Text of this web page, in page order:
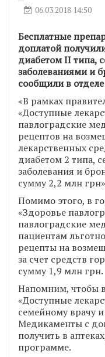
06.03.2018 14:50
Бесплатные
доплатой
диабетом II типа,
заболеваниями и
сообщили в
«В рамках
«Доступные
павлоградские
рецептов на
лекарственных
диабетом 2 типа,
заболевания и
сумму 2,2 млн
Помимо этого, в
«Здоровье
павлоградские
пациентам
рецепты на
за счет средств
сумму 1,9 млн грн.
Напомним, чтобы
«Доступные
семейному врачу
Медикаменты с
получить в
программе.